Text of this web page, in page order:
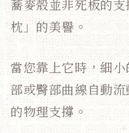
蕎麥殼並非死板的
枕」的美譽。
當您靠上它時，細
部或臀部曲線自動
的物理支撐。